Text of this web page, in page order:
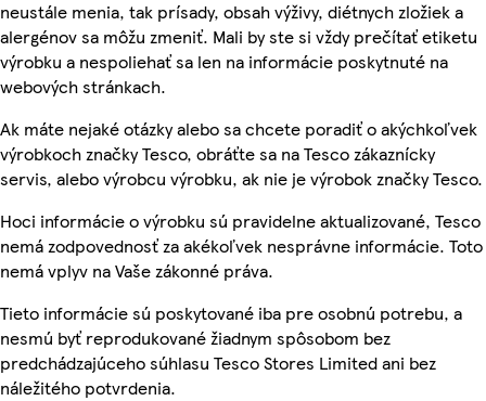
neustále menia, tak prísady, obsah výživy, diétnych zložiek a
alergénov sa môžu zmeniť. Mali by ste si vždy prečítať etiketu
výrobku a nespoliehať sa len na informácie poskytnuté na
webových stránkach.
Ak máte nejaké otázky alebo sa chcete poradiť o akýchkoľvek
výrobkoch značky Tesco, obráťte sa na Tesco zákaznícky
servis, alebo výrobcu výrobku, ak nie je výrobok značky Tesco.
Hoci informácie o výrobku sú pravidelne aktualizované, Tesco
nemá zodpovednosť za akékoľvek nesprávne informácie. Toto
nemá vplyv na Vaše zákonné práva.
Tieto informácie sú poskytované iba pre osobnú potrebu, a
nesmú byť reprodukované žiadnym spôsobom bez
predchádzajúceho súhlasu Tesco Stores Limited ani bez
náležitého potvrdenia.